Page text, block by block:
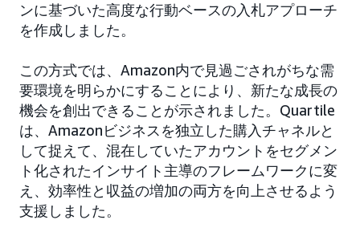
ンに基づいた高度な行動ベースの入札アプローチ
を作成しました。
この方式では、Amazon内で見過ごされがちな需
要環境を明らかにすることにより、新たな成長の
機会を創出できることが示されました。Quartile
は、Amazonビジネスを独立した購入チャネルと
して捉えて、混在していたアカウントをセグメン
ト化されたインサイト主導のフレームワークに変
え、効率性と収益の増加の両方を向上させるよう
支援しました。